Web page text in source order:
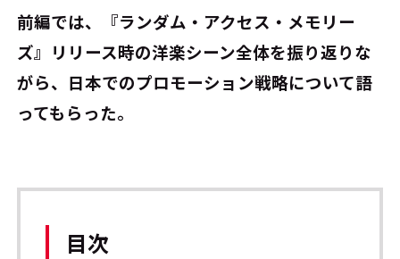
前編では、『ランダム・アクセス・メモリー
ズ』リリース時の洋楽シーン全体を振り返りな
がら、日本でのプロモーション戦略について語
ってもらった。
目次